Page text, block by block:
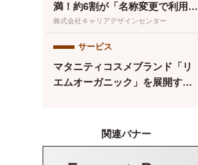
満！約6割が「名称変更で利用し
やすくなる」と回答／『女の転
ト【第134回】
株式会社キャリアデザインセンター
サービス
マタニティコスメブランド「リ
エムオーガニック」を展開する
関連バナー